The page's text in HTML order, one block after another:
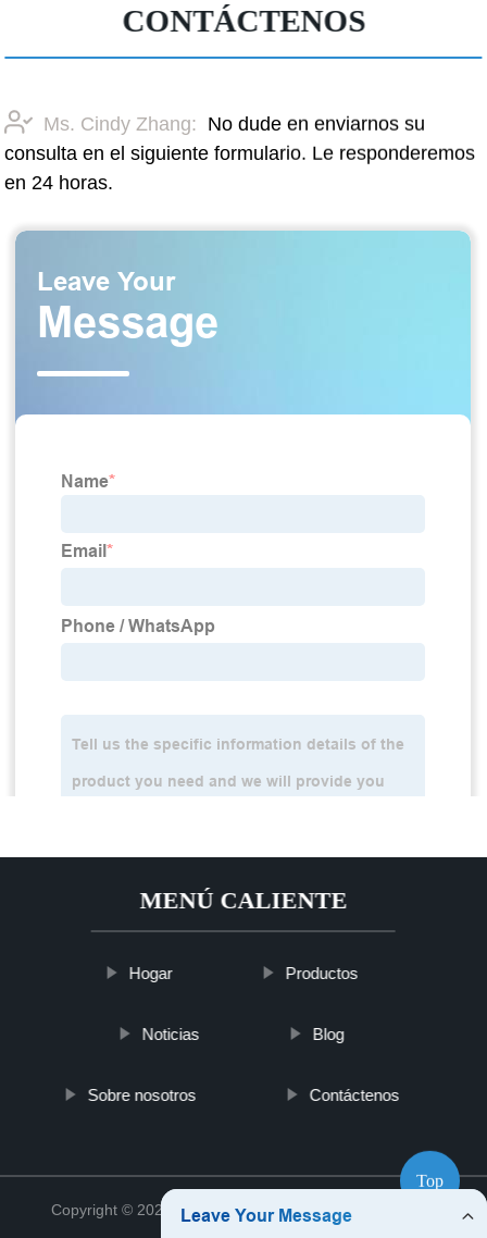
CONTÁCTENOS
Ms. Cindy Zhang: No dude en enviarnos su
consulta en el siguiente formulario. Le responderemos
en 24 horas.
MENÚ CALIENTE
Hogar Productos
Noticias Blog
Sobre nosotros Contáctenos
Copyright © 2021 Jinan Poly Polyurea Co., Ltd.
Top